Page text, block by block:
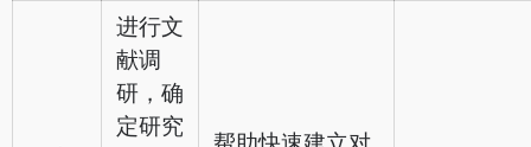
进行文
献调
研，确
定研究